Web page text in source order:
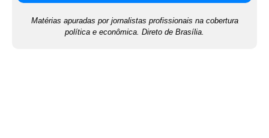
Matérias apuradas por jornalistas profissionais na cobertura
política e econômica. Direto de Brasília.